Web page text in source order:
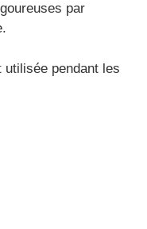
par
utilisée pendant les